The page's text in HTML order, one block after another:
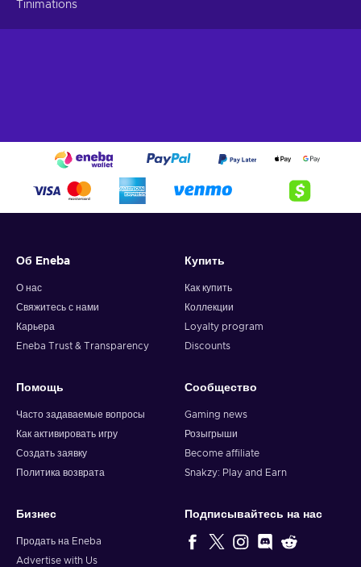
Tinimations
Об Eneba
О нас
Свяжитесь с нами
Карьера
Eneba Trust & Transparency
Купить
Как купить
Коллекции
Loyalty program
Discounts
Помощь
Часто задаваемые вопросы
Как активировать игру
Создать заявку
Политика возврата
Сообщество
Gaming news
Розыгрыши
Become affiliate
Snakzy: Play and Earn
Бизнес
Продать на Eneba
Advertise with Us
Подписывайтесь на нас